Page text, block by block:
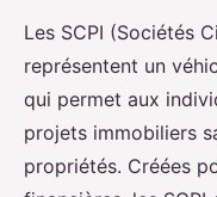
Les SCPI (Sociétés
représentent un
qui permet aux
projets immobiliers
propriétés. Créées